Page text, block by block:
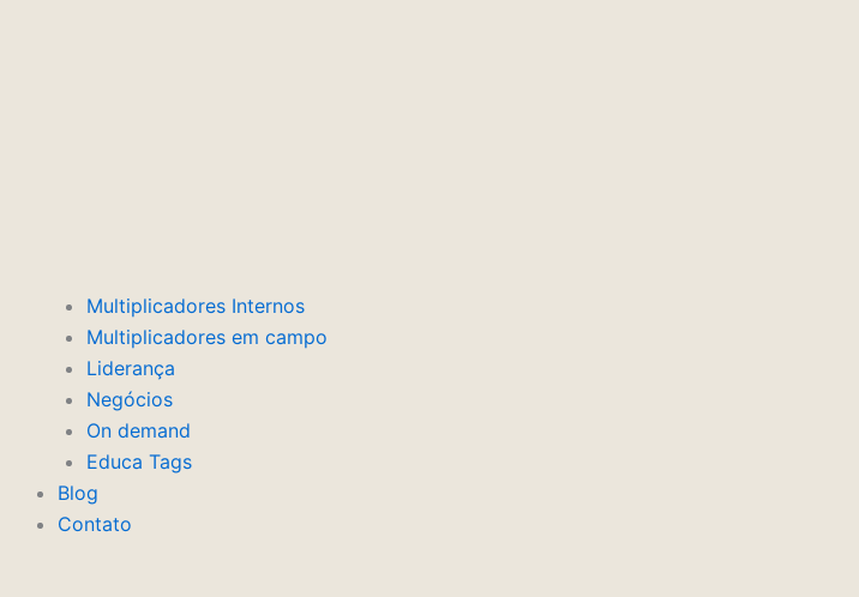
Multiplicadores Internos
Multiplicadores em campo
Liderança
Negócios
On demand
Educa Tags
Blog
Contato